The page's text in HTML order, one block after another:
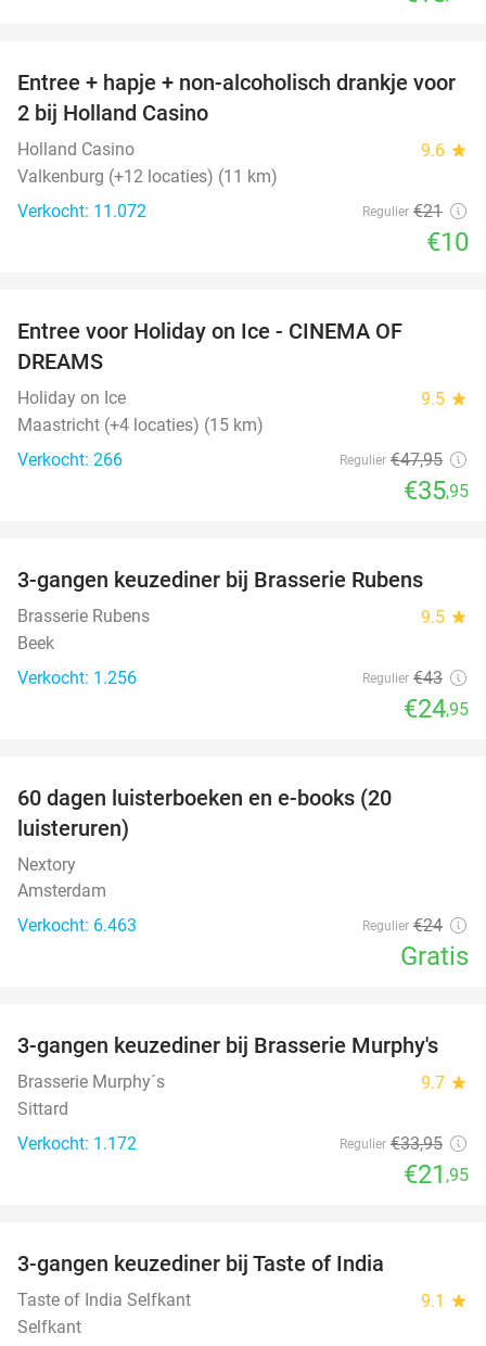
52%
Entree + hapje + non-alcoholisch drankje voor
2 bij Holland Casino
Holland Casino 9.6 star
Valkenburg (+12 locaties) (11 km)
Verkocht: 11.072
Regulier €21
€10
Entree voor Holiday on Ice - CINEMA OF
DREAMS
Holiday on Ice 9.5 star
Maastricht (+4 locaties) (15 km)
Verkocht: 266
Regulier €47,95
€35,95
42%
3-gangen keuzediner bij Brasserie Rubens
Brasserie Rubens 9.5 star
Beek
Verkocht: 1.256
Regulier €43
€24,95
60 dagen luisterboeken en e-books (20
luisteruren)
Nextory
Amsterdam
Verkocht: 6.463
Regulier €24
Gratis
35%
3-gangen keuzediner bij Brasserie Murphy's
Brasserie Murphy´s 9.7 star
Sittard
Verkocht: 1.172
Regulier €33,95
€21 ,95
3-gangen keuzediner bij Taste of India
Taste of India Selfkant 9.1 star
Selfkant